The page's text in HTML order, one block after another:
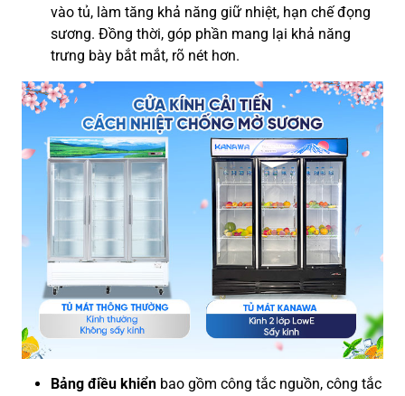
vào tủ, làm tăng khả năng giữ nhiệt, hạn chế đọng
sương. Đồng thời, góp phần mang lại khả năng
trưng bày bắt mắt, rõ nét hơn.
Bảng điều khiển bao gồm công tắc nguồn, công tắc